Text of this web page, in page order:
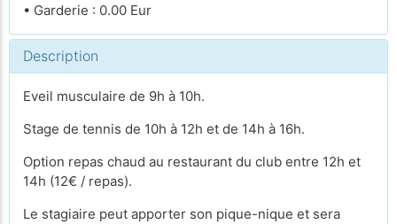
• Garderie : 0.00 Eur
Description
Eveil musculaire de 9h à 10h.
Stage de tennis de 10h à 12h et de 14h à 16h.
Option repas chaud au restaurant du club entre 12h et
14h (12€ / repas).
Le stagiaire peut apporter son pique-nique et sera